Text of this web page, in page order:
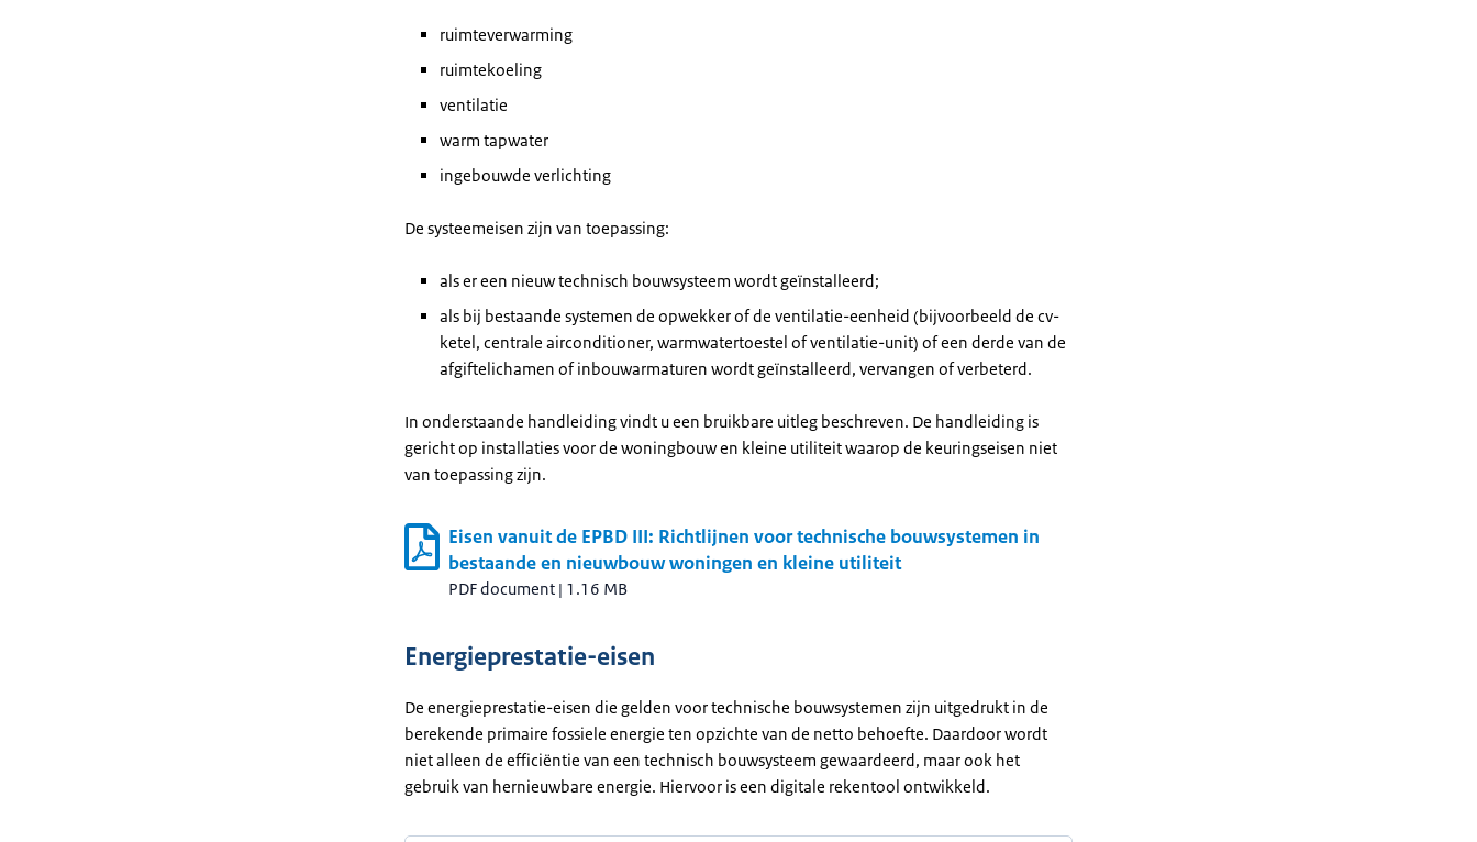
ruimteverwarming
ruimtekoeling
ventilatie
warm tapwater
ingebouwde verlichting
De systeemeisen zijn van toepassing:
als er een nieuw technisch bouwsysteem wordt geïnstalleerd;
als bij bestaande systemen de opwekker of de ventilatie-eenheid (bijvoorbeeld de cv-
ketel, centrale airconditioner, warmwatertoestel of ventilatie-unit) of een derde van de
afgiftelichamen of inbouwarmaturen wordt geïnstalleerd, vervangen of verbeterd.
In onderstaande handleiding vindt u een bruikbare uitleg beschreven. De handleiding is
gericht op installaties voor de woningbouw en kleine utiliteit waarop de keuringseisen niet
van toepassing zijn.
Eisen vanuit de EPBD III: Richtlijnen voor technische bouwsystemen in
bestaande en nieuwbouw woningen en kleine utiliteit
PDF document | 1.16 MB
Energieprestatie-eisen
De energieprestatie-eisen die gelden voor technische bouwsystemen zijn uitgedrukt in de
berekende primaire fossiele energie ten opzichte van de netto behoefte. Daardoor wordt
niet alleen de efficiëntie van een technisch bouwsysteem gewaardeerd, maar ook het
gebruik van hernieuwbare energie. Hiervoor is een digitale rekentool ontwikkeld.